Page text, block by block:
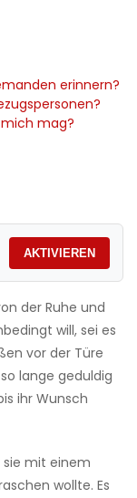
erinnern?
mag?
AKTIVIEREN
der Ruhe und
will, sei es
vor der Türe
lange geduldig
ihr Wunsch
sie mit einem
wollte. Es